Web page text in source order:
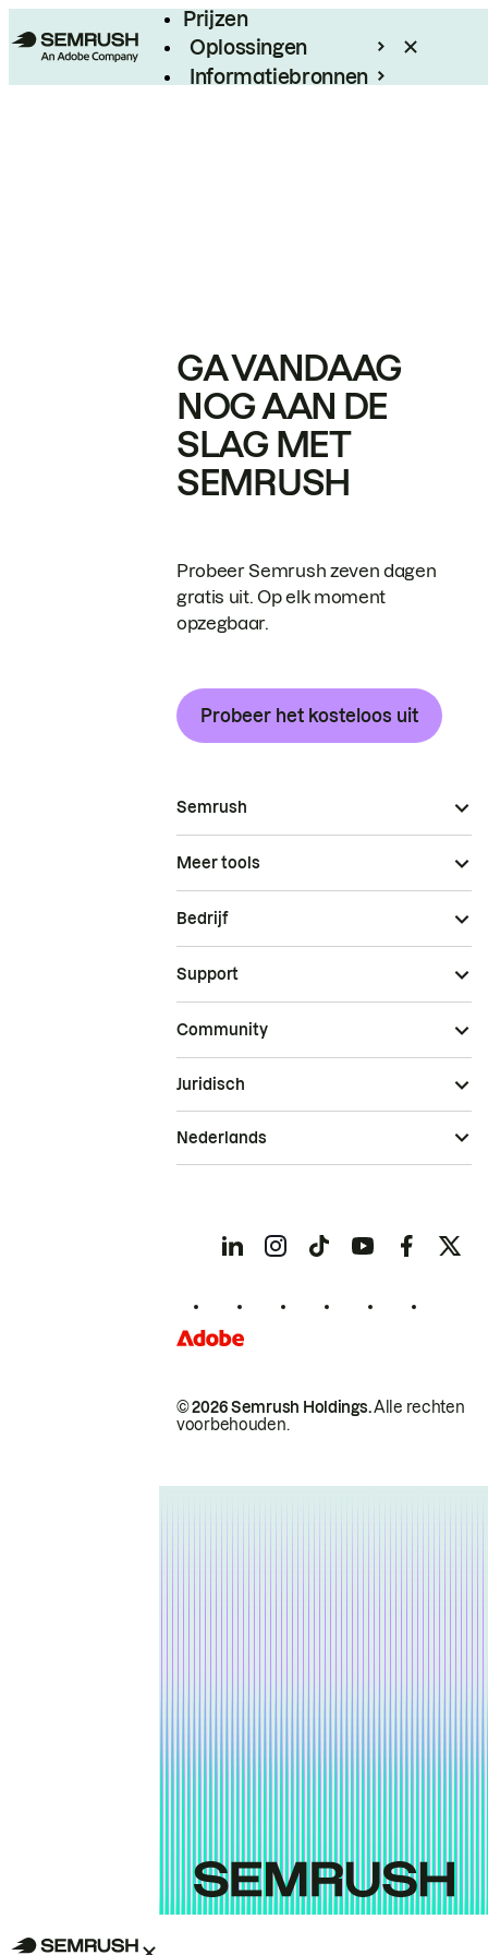
Prijzen
Oplossingen
Informatiebronnen
GA VANDAAG
NOG AAN DE
SLAG MET
SEMRUSH
Probeer Semrush zeven dagen
gratis uit. Op elk moment
opzegbaar.
Probeer het kosteloos uit
Semrush
Meer tools
Bedrijf
Support
Community
© 2026 Semrush Holdings.Alle rechten
voorbehouden.
Juridisch
Nederlands